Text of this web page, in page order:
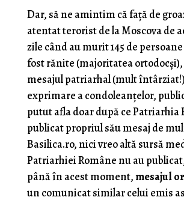
Dar, să ne amintim că faţă de
atentat terorist de la Moscova de
zile când au murit 145 de persoane
fost rănite (majoritatea
mesajul patriarhal (mult
exprimare a condoleanţelor,
putut afla doar după ce Patriarhia
publicat propriul său mesaj de
Basilica.ro, nici vreo altă sursă
Patriarhiei Române nu au
până în acest moment,mesajul
un comunicat similar celui emis